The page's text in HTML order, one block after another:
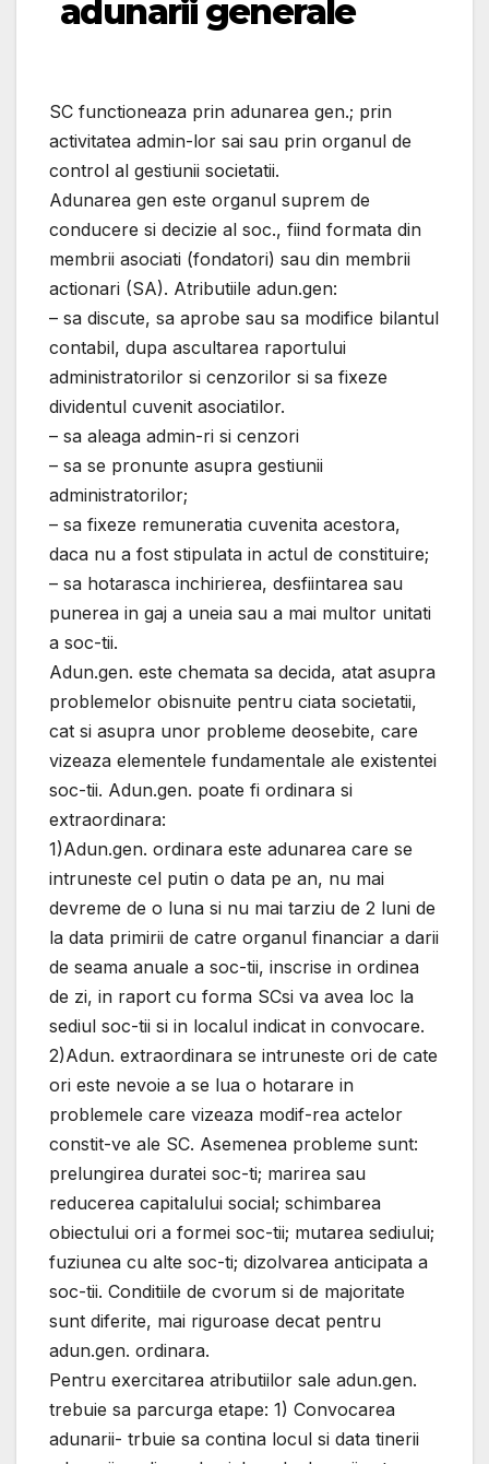
adunarii generale
SC functioneaza prin adunarea gen.; prin
activitatea admin-lor sai sau prin organul de
control al gestiunii societatii.
Adunarea gen este organul suprem de
conducere si decizie al soc., fiind formata din
membrii asociati (fondatori) sau din membrii
actionari (SA). Atributiile adun.gen:
– sa discute, sa aprobe sau sa modifice bilantul
contabil, dupa ascultarea raportului
administratorilor si cenzorilor si sa fixeze
dividentul cuvenit asociatilor.
– sa aleaga admin-ri si cenzori
– sa se pronunte asupra gestiunii
administratorilor;
– sa fixeze remuneratia cuvenita acestora,
daca nu a fost stipulata in actul de constituire;
– sa hotarasca inchirierea, desfiintarea sau
punerea in gaj a uneia sau a mai multor unitati
a soc-tii.
Adun.gen. este chemata sa decida, atat asupra
problemelor obisnuite pentru ciata societatii,
cat si asupra unor probleme deosebite, care
vizeaza elementele fundamentale ale existentei
soc-tii. Adun.gen. poate fi ordinara si
extraordinara:
1)Adun.gen. ordinara este adunarea care se
intruneste cel putin o data pe an, nu mai
devreme de o luna si nu mai tarziu de 2 luni de
la data primirii de catre organul financiar a darii
de seama anuale a soc-tii, inscrise in ordinea
de zi, in raport cu forma SCsi va avea loc la
sediul soc-tii si in localul indicat in convocare.
2)Adun. extraordinara se intruneste ori de cate
ori este nevoie a se lua o hotarare in
problemele care vizeaza modif-rea actelor
constit-ve ale SC. Asemenea probleme sunt:
prelungirea duratei soc-ti; marirea sau
reducerea capitalului social; schimbarea
obiectului ori a formei soc-tii; mutarea sediului;
fuziunea cu alte soc-ti; dizolvarea anticipata a
soc-tii. Conditiile de cvorum si de majoritate
sunt diferite, mai riguroase decat pentru
adun.gen. ordinara.
Pentru exercitarea atributiilor sale adun.gen.
trebuie sa parcurga etape: 1) Convocarea
adunarii- trbuie sa contina locul si data tinerii